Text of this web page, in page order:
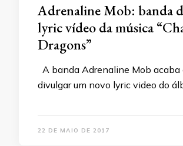
Adrenaline Mob: banda
lyric vídeo da música
Dragons”
A banda Adrenaline Mob acaba
divulgar um novo lyric video do
22 DE MAIO DE 2017